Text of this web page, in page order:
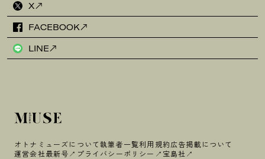
X
FACEBOOK
LINE
オトナミューズについて執筆者一覧利用規約広告掲載について
運営会社最新号 プライバシーポリシー 宝島社